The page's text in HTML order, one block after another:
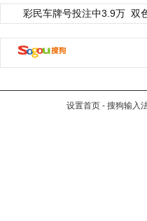
彩民车牌号投注中3.9万 双
设置首页 - 搜狗输入